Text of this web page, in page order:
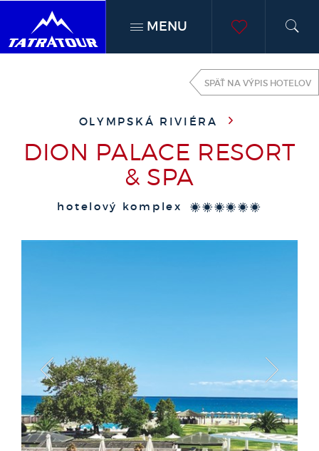
MENU
SPÄŤ NA VÝPIS HOTELOV
OLYMPSKÁ RIVIÉRA
DION PALACE RESORT
& SPA
hotelový komplex ******
< >